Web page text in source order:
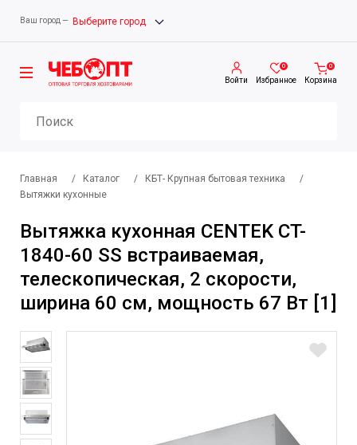
Ваш город — Выберите город
Войти
0
Избранное
0
Корзина
Главная / Каталог / КБТ- Крупная бытовая техника
/
Вытяжки кухонные
Вытяжка кухонная CENTEK CT-
1840-60 SS встраиваемая,
телескопическая, 2 скорости,
ширина 60 см, мощность 67 Вт [1]